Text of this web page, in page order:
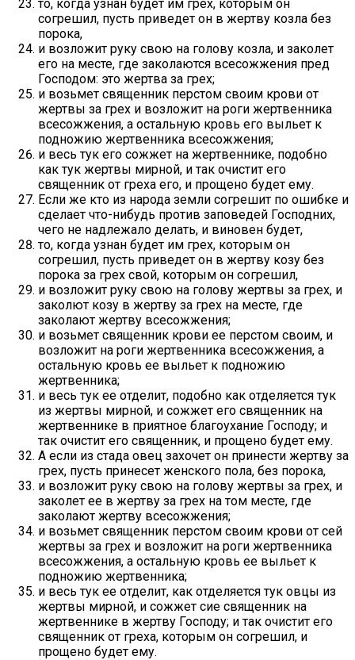
то, когда узнан будет им грех, которым он
согрешил, пусть приведет он в жертву козла без
порока,
и возложит руку свою на голову козла, и заколет
его на месте, где заколаются всесожжения пред
Господом: это жертва за грех;
и возьмет священник перстом своим крови от
жертвы за грех и возложит на роги жертвенника
всесожжения, а остальную кровь его выльет к
подножию жертвенника всесожжения;
и весь тук его сожжет на жертвеннике, подобно
как тук жертвы мирной, и так очистит его
священник от греха его, и прощено будет ему.
Если же кто из народа земли согрешит по ошибке и
сделает что-нибудь против заповедей Господних,
чего не надлежало делать, и виновен будет,
то, когда узнан будет им грех, которым он
согрешил, пусть приведет он в жертву козу без
порока за грех свой, которым он согрешил,
и возложит руку свою на голову жертвы за грех, и
заколют козу в жертву за грех на месте, где
заколают жертву всесожжения;
и возьмет священник крови ее перстом своим, и
возложит на роги жертвенника всесожжения, а
остальную кровь ее выльет к подножию
жертвенника;
и весь тук ее отделит, подобно как отделяется тук
из жертвы мирной, и сожжет его священник на
жертвеннике в приятное благоухание Господу; и
так очистит его священник, и прощено будет ему.
А если из стада овец захочет он принести жертву за
грех, пусть принесет женского пола, без порока,
и возложит руку свою на голову жертвы за грех, и
заколет ее в жертву за грех на том месте, где
заколают жертву всесожжения;
и возьмет священник перстом своим крови от сей
жертвы за грех и возложит на роги жертвенника
всесожжения, а остальную кровь ее выльет к
подножию жертвенника;
и весь тук ее отделит, как отделяется тук овцы из
жертвы мирной, и сожжет сие священник на
жертвеннике в жертву Господу; и так очистит его
священник от греха, которым он согрешил, и
прощено будет ему.